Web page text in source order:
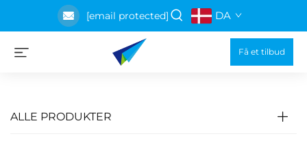
[email protected] DA
Få et tilbud
ALLE PRODUKTER